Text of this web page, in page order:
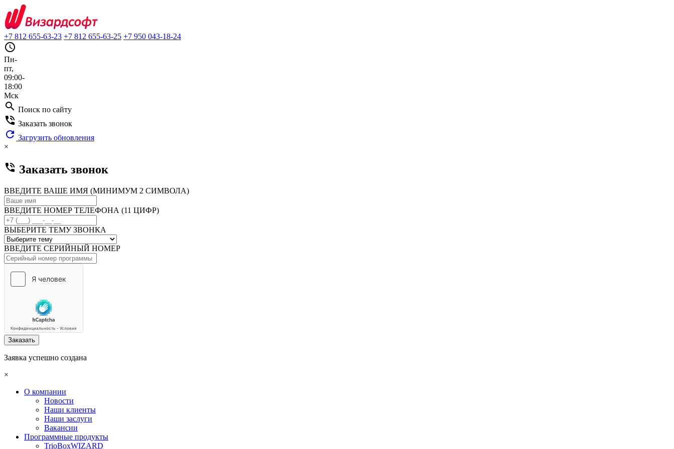
+7 812 655-63-23 +7 812 655-63-25 +7 950 043-18-24
query_builder
Пн-
пт,
09:00-
18:00
Мск
search Поиск по сайту
phone_in_talk Заказать звонок
refresh Загрузить обновления
×
phone_in_talk Заказать звонок
ВВЕДИТЕ ВАШЕ ИМЯ (МИНИМУМ 2 СИМВОЛА)
ВВЕДИТЕ НОМЕР ТЕЛЕФОНА (11 ЦИФР)
ВЫБЕРИТЕ ТЕМУ ЗВОНКА
ВВЕДИТЕ СЕРИЙНЫЙ НОМЕР
Заказать
Заявка успешно создана
×
О компании
Новости
Наши клиенты
Наши заслуги
Вакансии
Программные продукты
TrioBoxWIZARD